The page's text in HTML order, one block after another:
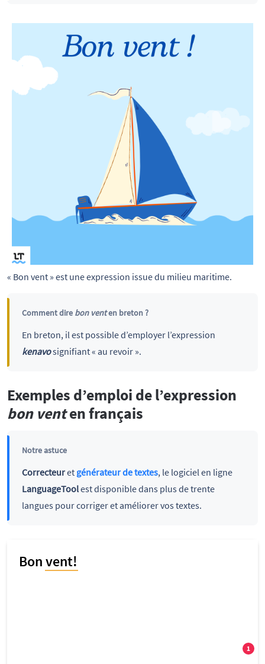
« Bon vent » est une expression issue du milieu maritime.
Comment dire bon venten breton ?
En breton, il est possible d’employer l’expression
kenavosignifiant « au revoir ».
Exemples d’emploi de l’expression
bon venten français
Notre astuce
Correcteuret générateur de textes, le logiciel en ligne
LanguageToolest disponible dans plus de trente
langues pour corriger et améliorer vos textes.